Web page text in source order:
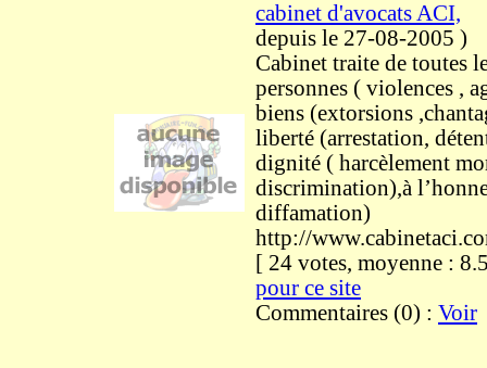
cabinet d'avocats ACI,
depuis le 27-08-2005 )
Cabinet traite de toutes
personnes ( violences ,
biens (extorsions
liberté (arrestation,
dignité ( harcèlement
discrimination),à
diffamation)
http://
[ 24 votes, moyenne :
pour ce site
Commentaires (0) : Voir